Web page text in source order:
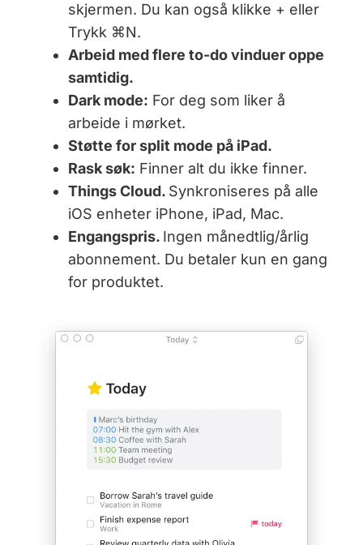
skjermen. Du kan også klikke + eller
Trykk ⌘N.
Arbeid med flere to-do vinduer oppe
samtidig.
Dark mode: For deg som liker å
arbeide i mørket.
Støtte for split mode på iPad.
Rask søk: Finner alt du ikke finner.
Things Cloud. Synkroniseres på alle
iOS enheter iPhone, iPad, Mac.
Engangspris. Ingen månedtlig/årlig
abonnement. Du betaler kun en gang
for produktet.